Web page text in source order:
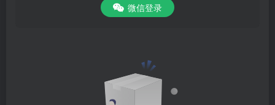
微信登录